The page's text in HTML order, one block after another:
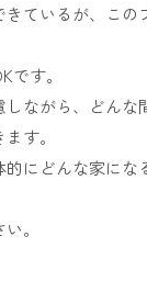
きているが、この
です。
ながら、どんな
す。
にどんな家にな
。